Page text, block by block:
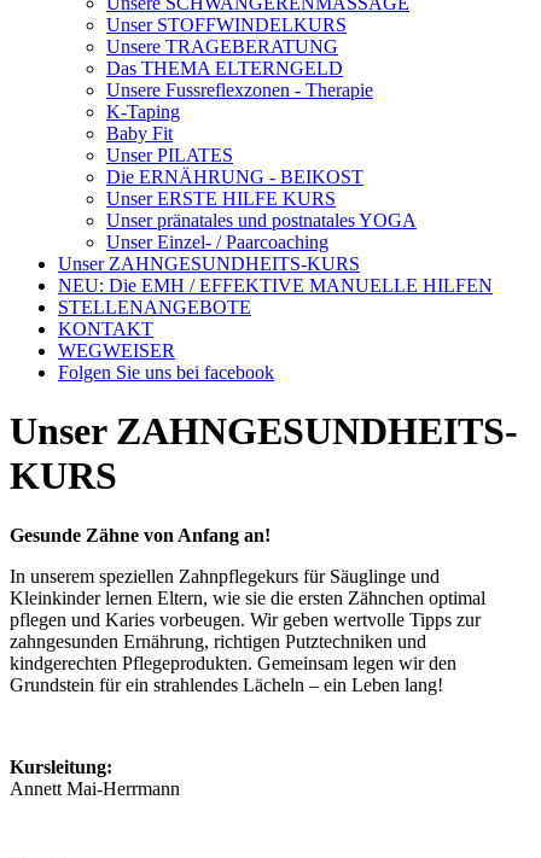
Unser STOFFWINDELKURS
Unsere TRAGEBERATUNG
Das THEMA ELTERNGELD
Unsere Fussreflexzonen - Therapie
K-Taping
Baby Fit
Unser PILATES
Die ERNÄHRUNG - BEIKOST
Unser ERSTE HILFE KURS
Unser pränatales und postnatales YOGA
Unser Einzel- / Paarcoaching
Unser ZAHNGESUNDHEITS-KURS
NEU: Die EMH / EFFEKTIVE MANUELLE HILFEN
STELLENANGEBOTE
KONTAKT
WEGWEISER
Folgen Sie uns bei facebook
Unser ZAHNGESUNDHEITS-
KURS
Gesunde Zähne von Anfang an!
In unserem speziellen Zahnpflegekurs für Säuglinge und
Kleinkinder lernen Eltern, wie sie die ersten Zähnchen optimal
pflegen und Karies vorbeugen. Wir geben wertvolle Tipps zur
zahngesunden Ernährung, richtigen Putztechniken und
kindgerechten Pflegeprodukten. Gemeinsam legen wir den
Grundstein für ein strahlendes Lächeln – ein Leben lang!
Kursleitung:
Annett Mai-Herrmann